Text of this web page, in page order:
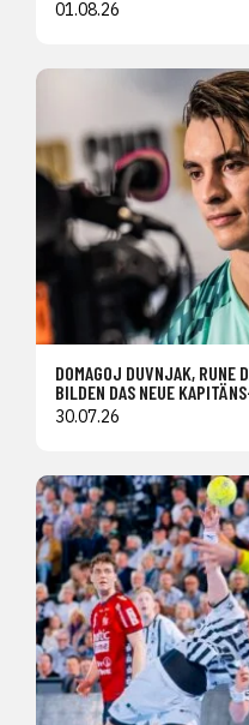
01.08.26
DOMAGOJ DUVNJAK, RUNE
BILDEN DAS NEUE
30.07.26